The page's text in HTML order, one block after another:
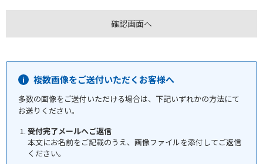
複数画像をご送付いただくお客様へ
多数の画像をご送付いただける場合は、下記いずれかの方法にて
お送りください。
受付完了メールへご返信
本文にお名前をご記載のうえ、画像ファイルを添付してご返信
ください。